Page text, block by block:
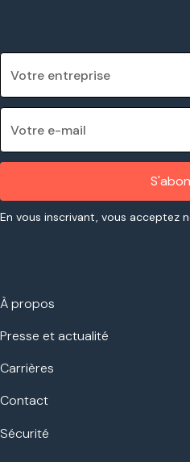
En vous inscrivant, vous acceptez
À propos
Presse et actualité
Carrières
Contact
Sécurité